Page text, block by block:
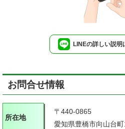
LINEの詳しい説明
お問合せ情報
所在地
〒440-0865
愛知県豊橋市向山台